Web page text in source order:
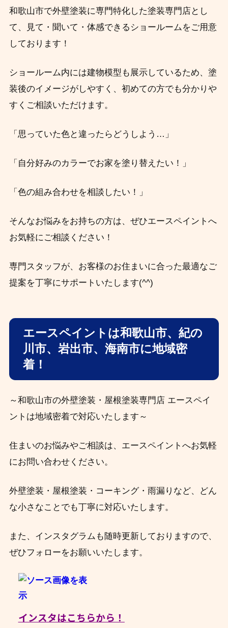
和歌山市で外壁塗装に専門特化した塗装専門店とし
て、見て・聞いて・体感できるショールームをご用意
しております！
ショールーム内には建物模型も展示しているため、塗
装後のイメージがしやすく、初めての方でも分かりや
すくご相談いただけます。
「思っていた色と違ったらどうしよう…」
「自分好みのカラーでお家を塗り替えたい！」
「色の組み合わせを相談したい！」
そんなお悩みをお持ちの方は、ぜひエースペイントへ
お気軽にご相談ください！
専門スタッフが、お客様のお住まいに合った最適なご
提案を丁寧にサポートいたします(^^)
エースペイントは和歌山市、紀の
川市、岩出市、海南市に地域密
着！
～和歌山市の外壁塗装・屋根塗装専門店 エースペイ
ントは地域密着で対応いたします～
住まいのお悩みやご相談は、エースペイントへお気軽
にお問い合わせください。
外壁塗装・屋根塗装・コーキング・雨漏りなど、どん
な小さなことでも丁寧に対応いたします。
また、インスタグラムも随時更新しておりますので、
ぜひフォローをお願いいたします。
インスタはこちらから！